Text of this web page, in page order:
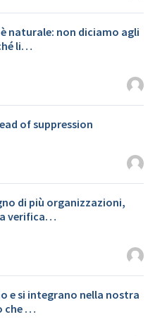
naturale: non diciamo agli
li…
of suppression
di più organizzazioni,
verifica…
e si integrano nella nostra
che …